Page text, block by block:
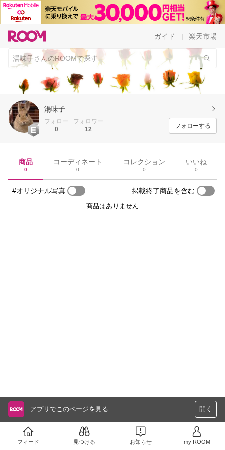
ガイド 楽天市場
湯味子
フォロー
0
フォロワー
12
フォローする
商品
0
コーディネート
0
コレクション
0
いいね
0
#オリジナル写真 掲載終了商品を含む
商品はありません
アプリでこのページを見る 開く
フィード 見つける お知らせ my ROOM